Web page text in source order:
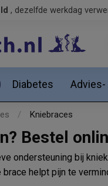
, dezelfde werkdag
Diabetes Advies-
/ Kniebraces
Bestel
ondersteuning bij
helpt pijn te